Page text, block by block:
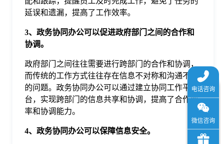
延误和遗漏，提高了工作效率。
3、政务协同办公可以促进政府部门之间的合作和
协调。
政府部门之间往往需要进行跨部门的合作和协调，
而传统的工作方式往往存在信息不对称和沟通不畅
的问题。政务协同办公可以通过建立协同工作平
台，实现跨部门的信息共享和协调，提高了合作效
率和协调能力。
4、政务协同办公可以保障信息安全。